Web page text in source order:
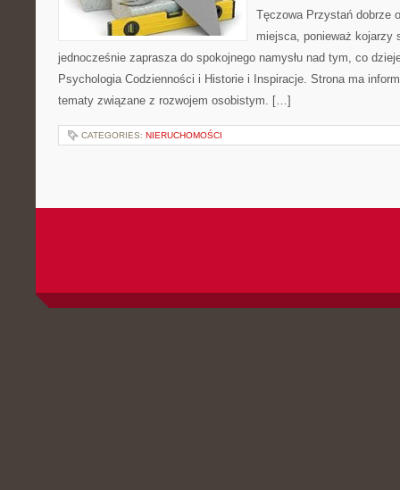
Tęczowa Przystań dobrze
miejsca, ponieważ kojarzy
jednocześnie zaprasza do spokojnego namysłu nad tym, co
Psychologia Codzienności i Historie i Inspiracje. Strona ma
tematy związane z rozwojem osobistym. […]
CATEGORIES: NIERUCHOMOŚCI